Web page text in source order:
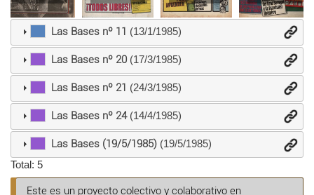
Las Bases nº 11 (13/1/1985)
Las Bases nº 20(17/3/1985)
Las Bases nº 21 (24/3/1985)
Las Bases nº 24(14/4/1985)
Las Bases (19/5/1985)(19/5/1985)
Total: 5
Este es un proyecto colectivo y colaborativo en